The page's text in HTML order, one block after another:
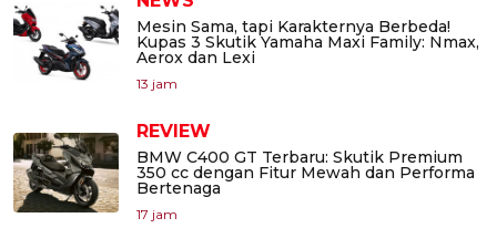
Mesin Sama, tapi Karakternya Berbeda!
Kupas 3 Skutik Yamaha Maxi Family: Nmax,
Aerox dan Lexi
13 jam
REVIEW
BMW C400 GT Terbaru: Skutik Premium
350 cc dengan Fitur Mewah dan Performa
Bertenaga
17 jam